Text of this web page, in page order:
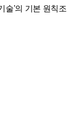
술'의 기본 원칙조